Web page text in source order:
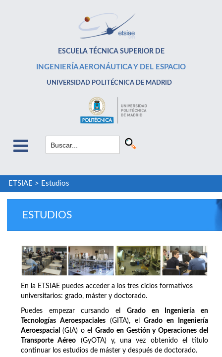
ESCUELA TÉCNICA SUPERIOR DE
INGENIERÍA AERONÁUTICA Y DEL ESPACIO
UNIVERSIDAD POLITÉCNICA DE MADRID
ETSIAE > Estudios
ESTUDIOS
En la ETSIAE puedes acceder a los tres ciclos formativos
universitarios: grado, máster y doctorado.
Puedes empezar cursando el Grado en Ingeniería en
Tecnologías Aeroespaciales(GITA), elGrado en Ingeniería
Aeroespacial (GIA) o elGrado en Gestión y Operaciones del
Transporte Aéreo (GyOTA) y, una vez obtenido el título
continuar los estudios de máster y después de doctorado.